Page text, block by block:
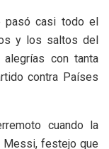
pasó casi todo el
y los saltos del
con tanta
contra Países
cuando la
Messi, festejo que